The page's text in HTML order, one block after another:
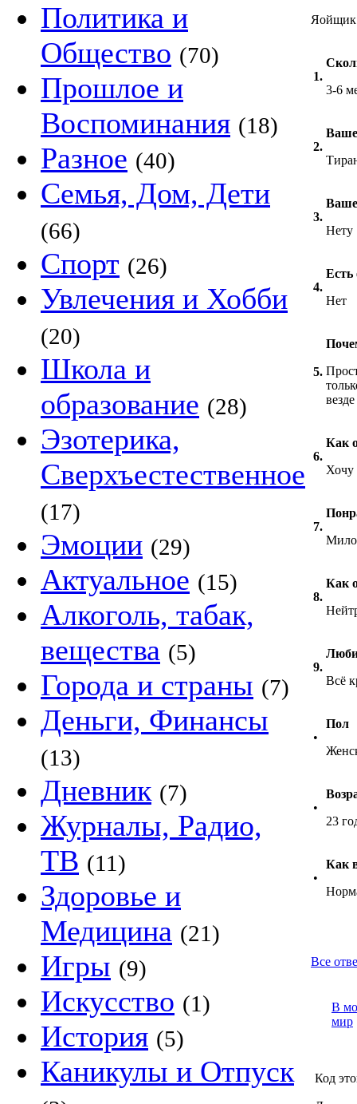
Политика и
Общество (70)
Прошлое и
Воспоминания (18)
Разное (40)
Семья, Дом, Дети
(66)
Спорт (26)
Увлечения и Хобби
(20)
Школа и
образование (28)
Эзотерика,
Сверхъестественное
(17)
Эмоции (29)
Актуальное (15)
Алкоголь, табак,
вещества (5)
Города и страны (7)
Деньги, Финансы
(13)
Дневник (7)
Журналы, Радио,
ТВ (11)
Здоровье и
Медицина (21)
Игры (9)
Искусство (1)
История (5)
Каникулы и Отпуск
Яойщик
1.
3-6
2.
3.
Ваше
Нету
4.
Есть
Нет
5.
6.
Как
Хочу
7.
8.
Как
9.
Всё
•
Пол
•
23
•
Как
Все
В
мир
Код